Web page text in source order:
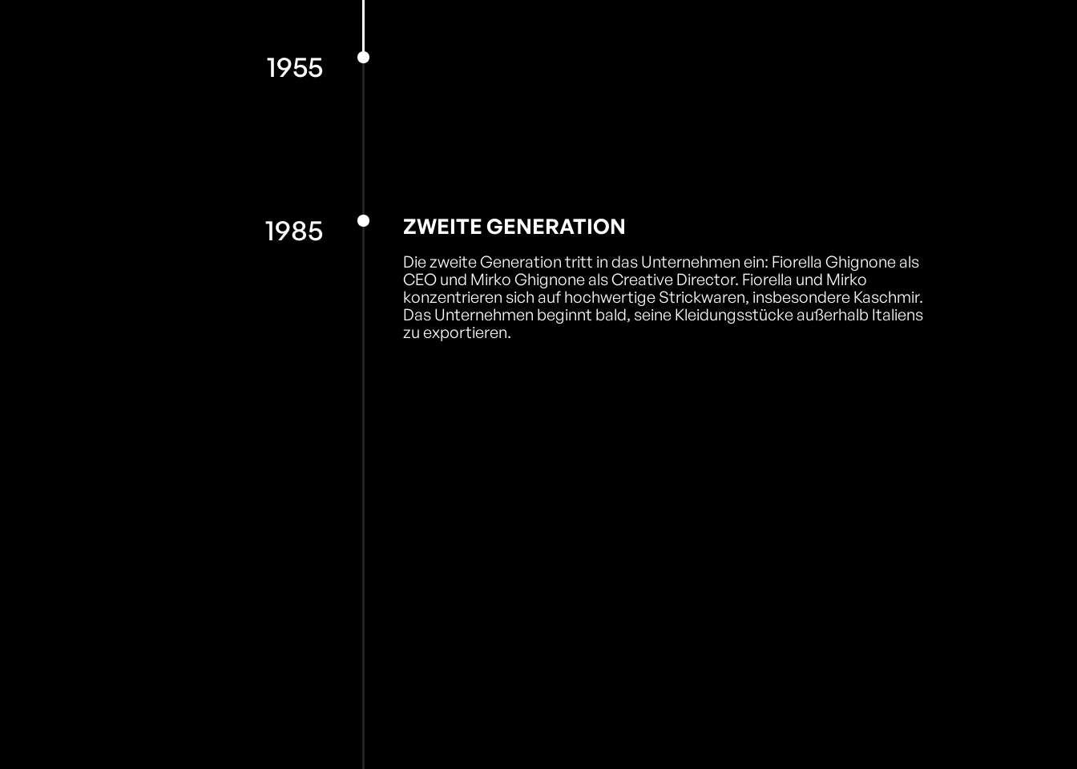
1955
1985 ZWEITE GENERATION
Die zweite Generation tritt in das Unternehmen ein: Fiorella Ghignone als
CEO und Mirko Ghignone als Creative Director. Fiorella und Mirko
konzentrieren sich auf hochwertige Strickwaren, insbesondere Kaschmir.
Das Unternehmen beginnt bald, seine Kleidungsstücke außerhalb Italiens
zu exportieren.